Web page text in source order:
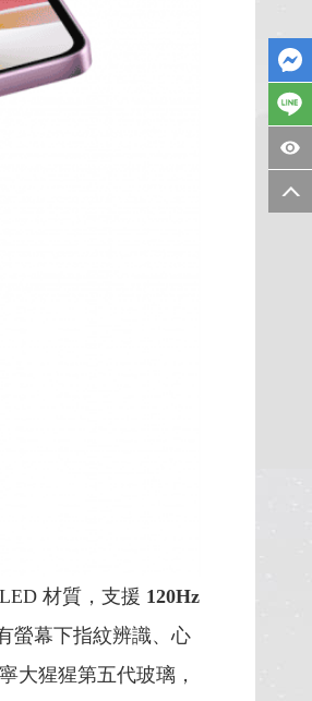
材質，支援 120Hz
螢幕下指紋辨識、心
大猩猩第五代玻璃，